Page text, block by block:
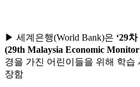
▶ 세계은행(World Bank)은 ‘29
(29th Malaysia Economic
경을 가진 어린이들을 위해 학습
장함